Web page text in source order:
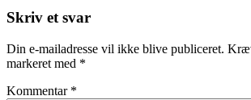
Skriv et svar
Din e-mailadresse vil ikke blive publiceret.
markeret med *
Kommentar *